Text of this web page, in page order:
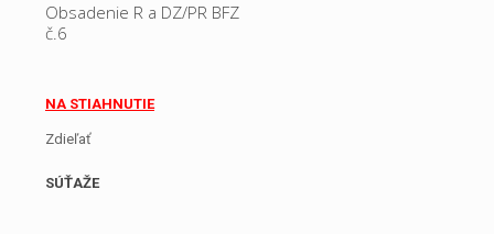
Obsadenie R a DZ/PR BFZ
č.6
NA STIAHNUTIE
Zdieľať
SÚŤAŽE